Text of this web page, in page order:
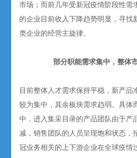
市场；而前几年受新冠疫情阶段性需
的企业目前收入下降趋势明显，寻找
类企业的经营主旋律。
部分职能需求集中，整体
目前整体人才需求保持平稳，新产品
较为集中，其余板块需求趋弱。具体
中，进入集采目录的产品团队由于产
减，销售团队的人员呈现饱和状态，
冠业务相关的上下游企业在全球疫情